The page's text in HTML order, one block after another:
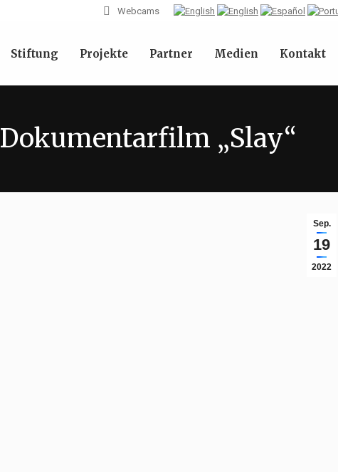
Webcams
Stiftung Projekte Partner Medien Kontakt
Dokumentarfilm „Slay“
Sep.
19
2022